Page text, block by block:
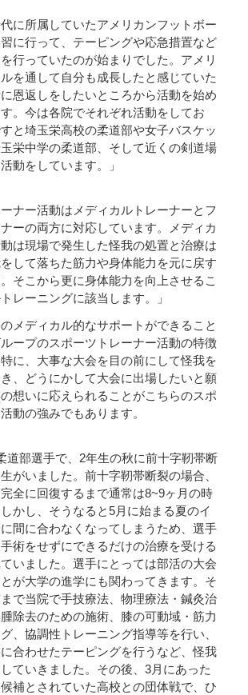
代に所属していたアメリカンフットボー
に行って、テーピングや応急措置など
行っていたのが始まりでした。アメリ
を通して自分も成長したと感じていた
恩返しをしたいところから活動を始め
。今は各院でそれぞれ活動をしてお
と埼玉栄高校の柔道部や女子バスケッ
玉栄中学の柔道部、そして近くの剣道場
動をしています。」
ーナー活動はメディカルトレーナーとフ
ーの両方に対応しています。メディカ
は現場で発生した怪我の処置と治療は
して落ちた筋力や身体能力を元に戻す
そこから更に身体能力を向上させるこ
レーニングに該当します。」
メディカル的なサポートができること
ープのスポーツトレーナー活動の特徴
に、大事な大会を目の前にして怪我を
、どうにかして大会に出場したいと願
想いに応えられることがこちらのスポ
動の強みでもあります。
道部選手で、2年生の秋に前十字靭帯断
がいました。前十字靭帯断裂の場合、
全に回復するまで通常は8~9ヶ月の時
かし、そうなると5月に始まる夏のイ
間に合わなくなってしまうため、選手
術をせずにできるだけの治療を受ける
いました。選手にとっては部活の大会
が大学の進学にも関わってきます。そ
で当院で手技療法、物理療法・鍼灸治
除去のための施術、膝の可動域・筋力
、協調性トレーニング指導等を行い、
合わせたテーピングを行うなど、怪我
ていきました。その後、3月にあった
補とされていた高校との団体戦で、ひ